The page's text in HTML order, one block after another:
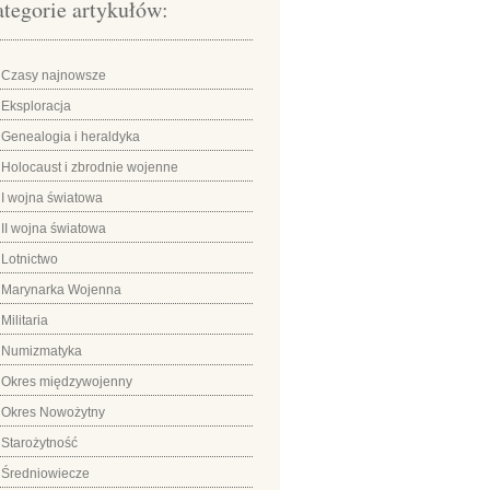
artykułów:
Czasy najnowsze
Eksploracja
Genealogia i heraldyka
Holocaust i zbrodnie wojenne
I wojna światowa
II wojna światowa
Lotnictwo
Marynarka Wojenna
Militaria
Numizmatyka
Okres międzywojenny
Okres Nowożytny
Starożytność
Średniowiecze